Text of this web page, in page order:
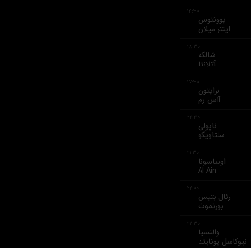
۱۴:۳۰
یوونتوس
اینتر میلان
۱۸:۳۰
شالکه
آتلانتا
۱۷:۳۰
برایتون
آاس رم
۲۲:۳۰
ناپولی
سلتاویگو
۲۱:۳۰
اوساسونا
Al Ain
۲۲:۰۰
رئال بتیس
بورنموث
۲۲:۳۰
والنسیا
نیوکاسل یونایتد